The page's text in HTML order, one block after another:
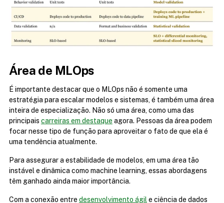
Área de MLOps
É importante destacar que o MLOps não é somente uma
estratégia para escalar modelos e sistemas, é também uma área
inteira de especialização. Não só uma área, como uma das
principais carreiras em destaque agora. Pessoas da área podem
focar nesse tipo de função para aproveitar o fato de que ela é
uma tendência atualmente.
Para assegurar a estabilidade de modelos, em uma área tão
instável e dinâmica como machine learning, essas abordagens
têm ganhado ainda maior importância.
Com a conexão entre desenvolvimento ágil e ciência de dados